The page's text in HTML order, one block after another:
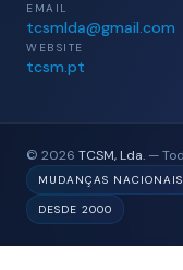
EMAIL
tcsmlda@gmail.com
WEBSITE
tcsm.pt
© 2026 TCSM, Lda. —
MUDANÇAS NACIONAIS
DESDE 2000